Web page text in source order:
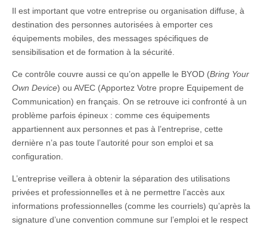
Il est important que votre entreprise ou organisation diffuse, à
destination des personnes autorisées à emporter ces
équipements mobiles, des messages spécifiques de
sensibilisation et de formation à la sécurité.
Ce contrôle couvre aussi ce qu’on appelle le BYOD (Bring Your
Own Device) ou AVEC (Apportez Votre propre Equipement de
Communication) en français. On se retrouve ici confronté à un
problème parfois épineux : comme ces équipements
appartiennent aux personnes et pas à l’entreprise, cette
dernière n’a pas toute l’autorité pour son emploi et sa
configuration.
L’entreprise veillera à obtenir la séparation des utilisations
privées et professionnelles et à ne permettre l’accès aux
informations professionnelles (comme les courriels) qu’après la
signature d’une convention commune sur l’emploi et le respect